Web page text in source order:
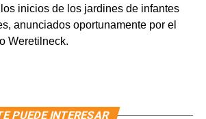
inicios de los jardines de infantes
anunciados oportunamente por el
Weretilneck.
PUEDE INTERESAR